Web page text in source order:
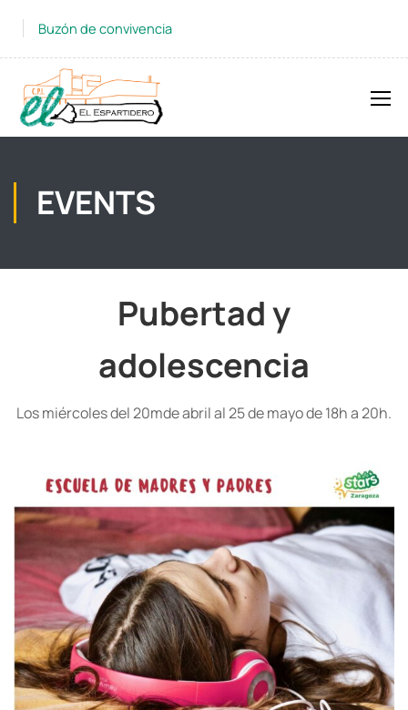
Buzón de convivencia
EVENTS
Pubertad y
adolescencia
Los miércoles del 20mde abril al 25 de mayo de 18h a 20h.